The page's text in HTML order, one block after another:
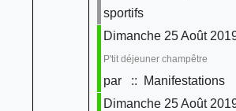
sportifs
Dimanche 25 Août
P'tit déjeuner champêtre
par
:: Manifestations
Dimanche 25 Août